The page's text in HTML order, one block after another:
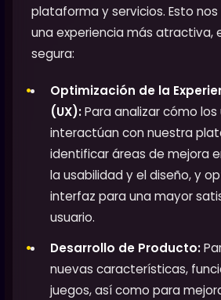
plataforma y servicios. Esto
una experiencia más atractiva,
segura:
Optimización de la
(UX):Para analizar cómo los
interactúan con nuestra
identificar áreas de mejora
la usabilidad y el diseño, y
interfaz para una mayor
usuario.
Desarrollo de Producto:
nuevas características,
juegos, así como para